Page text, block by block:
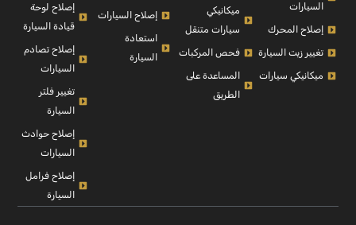
السيارات
إصلاح المحرك
تغيير زيت السيارة
ميكانيكي سيارات
ميكانيكي
سيارات متنقل
فحص المركبات
المساعدة على
الطريق
إصلاح السيارات
استعادة
السيارة
إصلاح لوحة
قيادة السيارة
إصلاح تصادم
السيارات
تغيير فلتر
السيارة
إصلاح حوادث
السيارات
إصلاح فرامل
السيارة